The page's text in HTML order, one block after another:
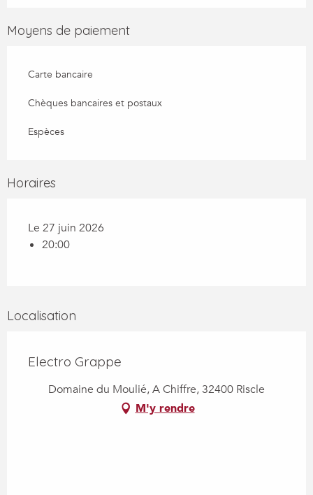
Moyens de paiement
Carte bancaire
Chèques bancaires et postaux
Espèces
Horaires
Le 27 juin 2026
20:00
Localisation
Electro Grappe
Domaine du Moulié, A Chiffre, 32400 Riscle
M'y rendre